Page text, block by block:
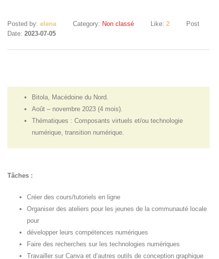
Posted by: elena Category: Non classé Like: 2
Post
Date: 2023-07-05
Bitola, Macédoine du Nord.
Août – novembre 2023 (4 mois).
Thématiques : Composants virtuels et/ou technologie
numérique, transition numérique.
Tâches :
Créer des cours/tutoriels en ligne
Organiser des ateliers pour les jeunes de la communauté locale
pour
développer leurs compétences numériques
Faire des recherches sur les technologies numériques
Travailler sur Canva et d’autres outils de conception graphique